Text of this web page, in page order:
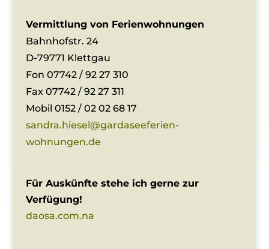
Vermittlung von Ferienwohnungen
Bahnhofstr. 24
D-79771 Klettgau
Fon 07742 / 92 27 310
Fax 07742 / 92 27 311
Mobil 0152 / 02 02 68 17
sandra.hiesel@gardaseeferien-
wohnungen.de
Für Auskünfte stehe ich gerne zur
Verfügung!
daosa.com.na